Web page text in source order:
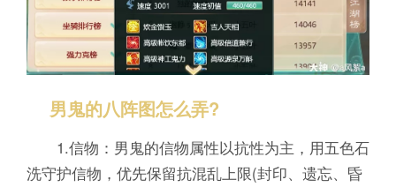
男鬼的八阵图怎么弄?
1.信物：男鬼的信物属性以抗性为主，用五色石
洗守护信物，优先保留抗混乱上限(封印、遗忘、昏